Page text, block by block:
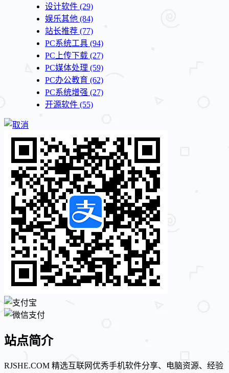
设计软件 (29)
娱乐其他 (84)
站长推荐 (77)
PC系统工具 (94)
PC上传下载 (27)
PC媒体处理 (59)
PC办公教育 (62)
PC系统增强 (27)
开源软件 (55)
站点简介
RJSHE.COM 精选互联网优秀手机软件分享、电脑资源、经验